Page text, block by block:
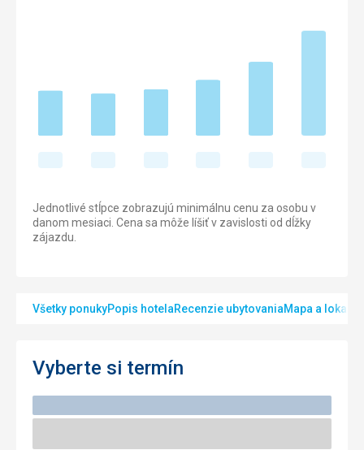
Jednotlivé stĺpce zobrazujú minimálnu cenu za osobu v
danom mesiaci. Cena sa môže líšiť v zavislosti od dĺžky
zájazdu.
Všetky ponukyPopis hotelaRecenzie ubytovaniaMapa a lokalita
Vyberte si termín